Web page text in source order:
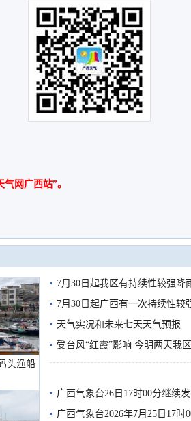
网广西站”。
头渔船
7月30日起我区有持续性较强降
7月30日起广西有一次持续性较
天气实况和未来七天天气预报
受台风“红霞”影响 今明两天我
有较强降雨
广西气象台26日17时00分继续
广西气象台2026年7月25日17时